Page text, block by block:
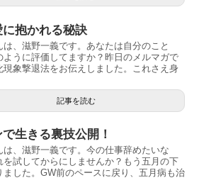
抱かれる秘訣
は、滋野一義です。あなたは自分のこと
ように評価してますか？昨日のメルマガで
現象撃退法をお伝えしました。これさえ身
記事を読む
生きる裏技公開！
は、滋野一義です。今の仕事辞めたいな
を試してからにしませんか？もう五月の下
ました。GW前のペースに戻り、五月病も治